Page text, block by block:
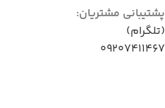
پشتیبانی مشتریان:
(تلگرام)
09207411467